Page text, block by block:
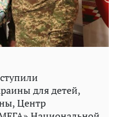
для детей,
Центр